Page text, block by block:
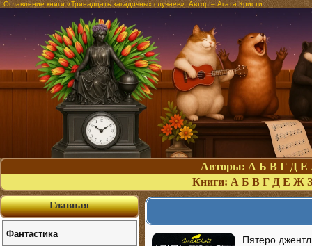
Оглавление книги «Тринадцать загадочных случаев». Автор – Агата Кристи
Авторы: А Б В Г Д Е
Книги: А Б В Г Д Е Ж З
Пятеро
Главная
Фантастика